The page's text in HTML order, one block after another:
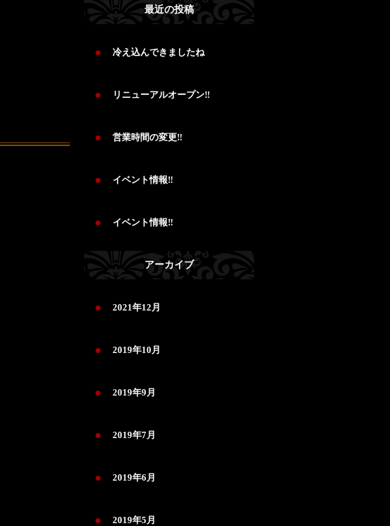
最近の投稿
冷え込んできましたね
リニューアルオープン‼️
営業時間の変更‼️
イベント情報‼️
イベント情報‼️
アーカイブ
2021年12月
2019年10月
2019年9月
2019年7月
2019年6月
2019年5月